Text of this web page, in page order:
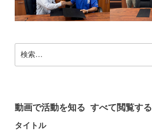
索:
動画で活動を知る すべて閲覧する
タイトル